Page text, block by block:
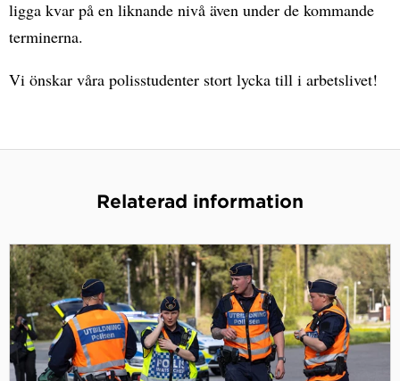
ligga kvar på en liknande nivå även under de kommande
terminerna.
Vi önskar våra polisstudenter stort lycka till i arbetslivet!
Relaterad information